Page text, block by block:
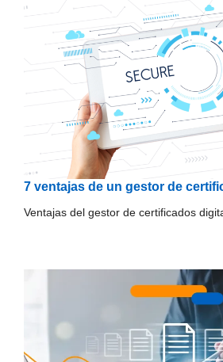
7 ventajas de un gestor de
Ventajas del gestor de certificados